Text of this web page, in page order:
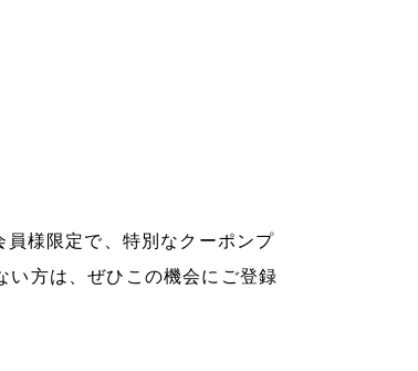
様限定で、特別なクーポンプ
い方は、ぜひこの機会にご登録